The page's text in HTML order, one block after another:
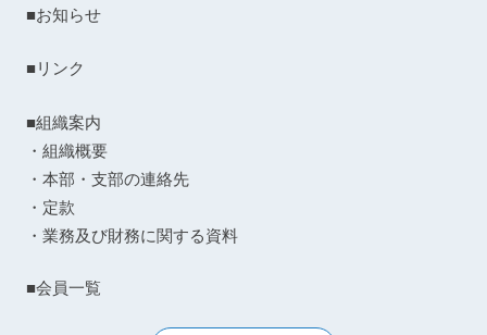
■お知らせ
■リンク
■組織案内
・組織概要
・本部・支部の連絡先
・定款
・業務及び財務に関する資料
■会員一覧